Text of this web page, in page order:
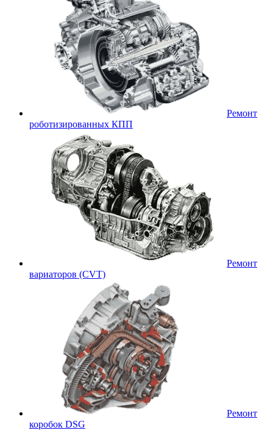
Ремонт
роботизированных КПП
Ремонт
вариаторов (CVT)
Ремонт
коробок DSG